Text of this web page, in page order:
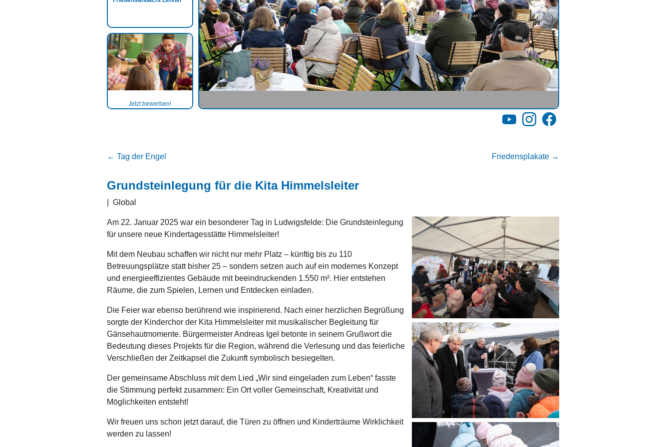
Jetzt bewerben!
YouTubeInstagramFacebook
← Tag der Engel Friedensplakate →
Grundsteinlegung für die Kita Himmelsleiter
Global
Am 22. Januar 2025 war ein besonderer Tag in Ludwigsfelde: Die Grundsteinlegung
für unsere neue Kindertagesstätte Himmelsleiter!
Mit dem Neubau schaffen wir nicht nur mehr Platz – künftig bis zu 110
Betreuungsplätze statt bisher 25 – sondern setzen auch auf ein modernes Konzept
und energieeffizientes Gebäude mit beeindruckenden 1.550 m². Hier entstehen
Räume, die zum Spielen, Lernen und Entdecken einladen.
Die Feier war ebenso berührend wie inspirierend. Nach einer herzlichen Begrüßung
sorgte der Kinderchor der Kita Himmelsleiter mit musikalischer Begleitung für
Gänsehautmomente. Bürgermeister Andreas Igel betonte in seinem Grußwort die
Bedeutung dieses Projekts für die Region, während die Verlesung und das feierliche
Verschließen der Zeitkapsel die Zukunft symbolisch besiegelten.
Der gemeinsame Abschluss mit dem Lied „Wir sind eingeladen zum Leben“ fasste
die Stimmung perfekt zusammen: Ein Ort voller Gemeinschaft, Kreativität und
Möglichkeiten entsteht!
Wir freuen uns schon jetzt darauf, die Türen zu öffnen und Kinderträume Wirklichkeit
werden zu lassen!